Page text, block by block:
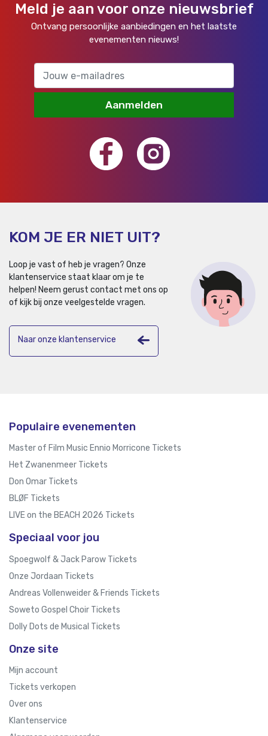
Meld je aan voor onze nieuwsbrief
Ontvang persoonlijke aanbiedingen en het laatste
evenementen nieuws!
Aanmelden
KOM JE ER NIET UIT?
Loop je vast of heb je vragen? Onze
klantenservice staat klaar om je te
helpen! Neem gerust contact met ons op
of kijk bij onze veelgestelde vragen.
Naar onze klantenservice
Populaire evenementen
Master of Film Music Ennio Morricone Tickets
Het Zwanenmeer Tickets
Don Omar Tickets
BLØF Tickets
LIVE on the BEACH 2026 Tickets
Speciaal voor jou
Spoegwolf & Jack Parow Tickets
Onze Jordaan Tickets
Andreas Vollenweider & Friends Tickets
Soweto Gospel Choir Tickets
Dolly Dots de Musical Tickets
Onze site
Mijn account
Tickets verkopen
Over ons
Klantenservice